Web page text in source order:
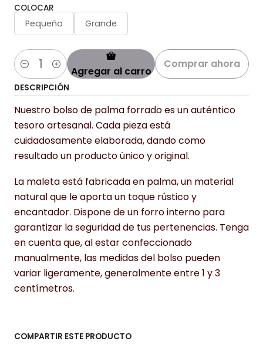
COLOCAR
Pequeño Grande
Cantidad Agregar al carro
Comprar ahora
DESCRIPCIÓN
Nuestro bolso de palma forrado es un auténtico
tesoro artesanal. Cada pieza está
cuidadosamente elaborada, dando como
resultado un producto único y original.
La maleta está fabricada en palma, un material
natural que le aporta un toque rústico y
encantador. Dispone de un forro interno para
garantizar la seguridad de tus pertenencias. Tenga
en cuenta que, al estar confeccionado
manualmente, las medidas del bolso pueden
variar ligeramente, generalmente entre 1 y 3
centímetros.
COMPARTIR ESTE PRODUCTO